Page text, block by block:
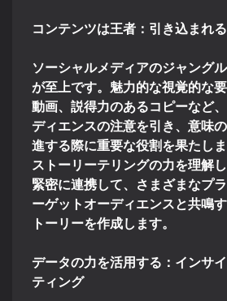
コンテンツは王者：引き込まれ
ソーシャルメディアのジャング
が至上です。魅力的な視覚的な
動画、説得力のあるコピーなど
ディエンスの注意を引き、意味
進する際に重要な役割を果たし
ストーリーテリングの力を理解
緊密に連携して、さまざまなプ
ーゲットオーディエンスと共鳴
トーリーを作成します。
データの力を活用する：インサ
ティング